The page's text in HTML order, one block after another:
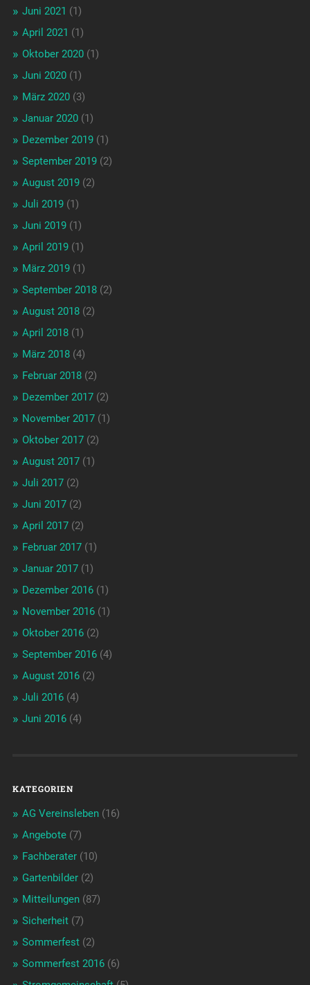
Juni 2021 (1)
April 2021 (1)
Oktober 2020(1)
Juni 2020(1)
März 2020(3)
Januar 2020(1)
Dezember 2019(1)
September 2019(2)
August 2019(2)
Juli 2019(1)
Juni 2019(1)
April 2019(1)
März 2019(1)
September 2018(2)
August 2018(2)
April 2018(1)
März 2018(4)
Februar 2018(2)
Dezember 2017(2)
November 2017(1)
Oktober 2017(2)
August 2017(1)
Juli 2017(2)
Juni 2017(2)
April 2017(2)
Februar 2017(1)
Januar 2017(1)
Dezember 2016(1)
November 2016(1)
Oktober 2016(2)
September 2016(4)
August 2016(2)
Juli 2016(4)
Juni 2016(4)
KATEGORIEN
AG Vereinsleben(16)
Angebote(7)
Fachberater(10)
Gartenbilder(2)
Mitteilungen(87)
Sicherheit(7)
Sommerfest(2)
Sommerfest 2016(6)